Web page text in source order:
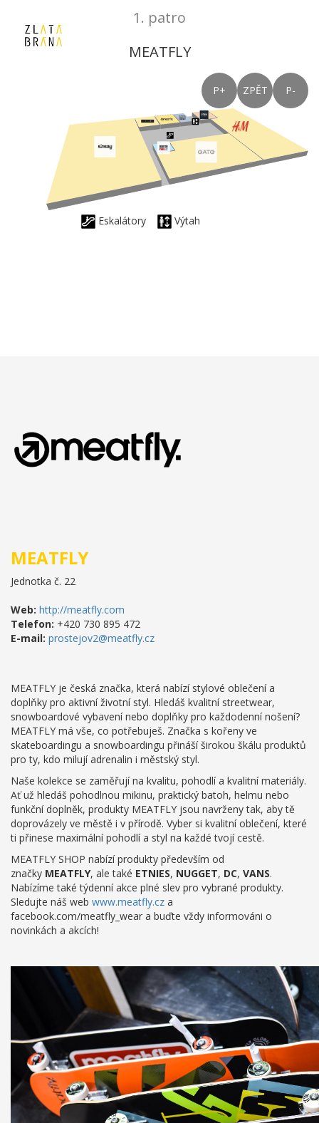
1. patro
MEATFLY
P-
ZPĚT
P+
Eskalátory Výtah
MEATFLY
Jednotka č. 22
Web: http://meatfly.com
Telefon: +420 730 895 472
E-mail: prostejov2@meatfly.cz
MEATFLY je česká značka, která nabízí stylové oblečení a
doplňky pro aktivní životní styl. Hledáš kvalitní streetwear,
snowboardové vybavení nebo doplňky pro každodenní nošení?
MEATFLY má vše, co potřebuješ. Značka s kořeny ve
skateboardingu a snowboardingu přináší širokou škálu produktů
pro ty, kdo milují adrenalin i městský styl.
Naše kolekce se zaměřují na kvalitu, pohodlí a kvalitní materiály.
Ať už hledáš pohodlnou mikinu, praktický batoh, helmu nebo
funkční doplněk, produkty MEATFLY jsou navrženy tak, aby tě
doprovázely ve městě i v přírodě. Vyber si kvalitní oblečení, které
ti přinese maximální pohodlí a styl na každé tvojí cestě.
MEATFLY SHOP nabízí produkty především od
značky MEATFLY, ale také ETNIES, NUGGET, DC, VANS.
Nabízíme také týdenní akce plné slev pro vybrané produkty.
Sledujte náš web www.meatfly.cz a
facebook.com/meatfly_wear a buďte vždy informováni o
novinkách a akcích!